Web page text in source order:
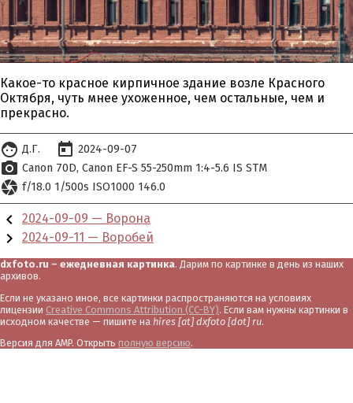
Какое-то красное кирпичное здание возле Красного
Октября, чуть мнее ухоженное, чем остальные, чем и
прекрасно.
face Д.Г. today 2024-09-07
photo_camera Canon 70D Canon EF-S 55-250mm 1:4-5.6 IS STM
camera f/18.0 1/500s ISO1000 146.0
chevron_left 2024-09-09 — Ворона
chevron_right 2024-09-11 — Воробей
dxfoto.ru – ежедневная картинка. Дарим по картинке в день из наших
архивов.
Если не указано иное, все картинки распространяются на условиях
лицензии Creative Commons Attribution (CC-BY). Если вам нужны картинки в
исходном качестве — пишите на hires [at] dxfoto [dot] ru.
Версия для AMP. Открыть полную версию.